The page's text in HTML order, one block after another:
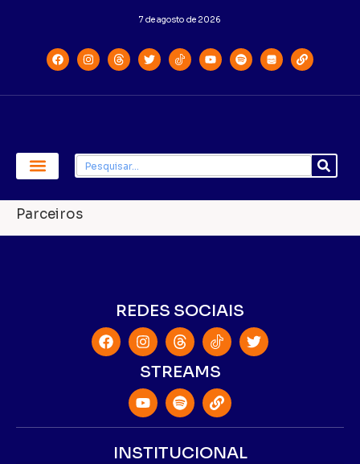
7 de agosto de 2026
Parceiros
REDES SOCIAIS
STREAMS
INSTITUCIONAL